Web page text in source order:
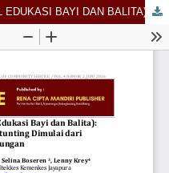
KELAS "IBU HEBAT" (IBU HAMIL EDUKASI BAYI DAN BALITA): PENCEGAHAN MALARIA DAN STUNTING DIMULAI DARI DALAM KANDUNGAN